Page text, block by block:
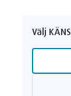
Välj